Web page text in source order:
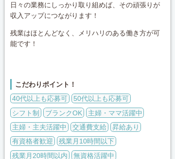
日々の業務にしっかり取り組めば、その頑張りが
収入アップにつながります！
残業はほとんどなく、メリハリのある働き方が可
能です！
こだわりポイント！
40代以上も応募可
50代以上も応募可
シフト制
ブランクOK
主婦・ママ活躍中
主婦・主夫活躍中
交通費支給
昇給あり
有資格者歓迎
残業月10時間以下
残業月20時間以内
無資格活躍中